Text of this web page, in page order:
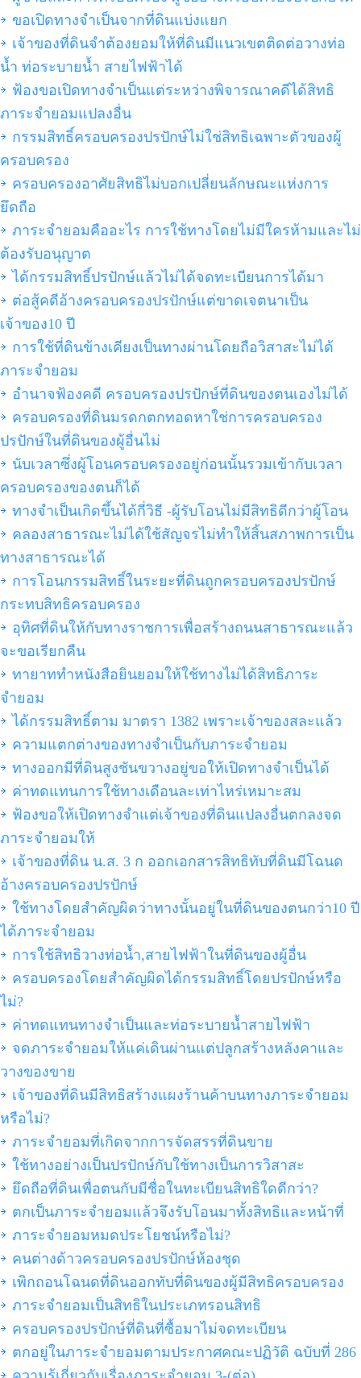
ขอเปิดทางจำเป็นจากที่ดินแบ่งแยก
เจ้าของที่ดินจำต้องยอมให้ที่ดินมีแนวเขตติดต่อวางท่อ
น้ำ ท่อระบายน้ำ สายไฟฟ้าได้
ฟ้องขอเปิดทางจำเป็นแต่ระหว่างพิจารณาคดีได้สิทธิ
ภาระจำยอมแปลงอื่น
กรรมสิทธิ์ครอบครองปรปักษ์ไม่ใช่สิทธิเฉพาะตัวของผู้
ครอบครอง
ครอบครองอาศัยสิทธิไม่บอกเปลี่ยนลักษณะแห่งการ
ยึดถือ
ภาระจำยอมคืออะไร การใช้ทางโดยไม่มีใครห้ามและไม่
ต้องรับอนุญาต
ได้กรรมสิทธิ์ปรปักษ์แล้วไม่ได้จดทะเบียนการได้มา
ต่อสู้คดีอ้างครอบครองปรปักษ์แต่ขาดเจตนาเป็น
เจ้าของ10 ปี
การใช้ที่ดินข้างเคียงเป็นทางผ่านโดยถือวิสาสะไม่ได้
ภาระจำยอม
อำนาจฟ้องคดี ครอบครองปรปักษ์ที่ดินของตนเองไม่ได้
ครอบครองที่ดินมรดกตกทอดหาใช่การครอบครอง
ปรปักษ์ในที่ดินของผู้อื่นไม่
นับเวลาซึ่งผู้โอนครอบครองอยู่ก่อนนั้นรวมเข้ากับเวลา
ครอบครองของตนก็ได้
ทางจำเป็นเกิดขึ้นได้กี่วิธี -ผู้รับโอนไม่มีสิทธิดีกว่าผู้โอน
คลองสาธารณะไม่ได้ใช้สัญจรไม่ทำให้สิ้นสภาพการเป็น
ทางสาธารณะได้
การโอนกรรมสิทธิ์ในระยะที่ดินถูกครอบครองปรปักษ์
กระทบสิทธิครอบครอง
อุทิศที่ดินให้กับทางราชการเพื่อสร้างถนนสาธารณะแล้ว
จะขอเรียกคืน
ทายาททำหนังสือยินยอมให้ใช้ทางไม่ได้สิทธิภาระ
จำยอม
ได้กรรมสิทธิ์ตาม มาตรา 1382 เพราะเจ้าของสละแล้ว
ความแตกต่างของทางจำเป็นกับภาระจำยอม
ทางออกมีที่ดินสูงชันขวางอยู่ขอให้เปิดทางจำเป็นได้
ค่าทดแทนการใช้ทางเดือนละเท่าไหร่เหมาะสม
ฟ้องขอให้เปิดทางจำแต่เจ้าของที่ดินแปลงอื่นตกลงจด
ภาระจำยอมให้
เจ้าของที่ดิน น.ส. 3 ก ออกเอกสารสิทธิทับที่ดินมีโฉนด
อ้างครอบครองปรปักษ์
ใช้ทางโดยสำคัญผิดว่าทางนั้นอยู่ในที่ดินของตนกว่า10 ปี
ได้ภาระจำยอม
การใช้สิทธิวางท่อน้ำ,สายไฟฟ้าในที่ดินของผู้อื่น
ครอบครองโดยสำคัญผิดได้กรรมสิทธิ์โดยปรปักษ์หรือ
ไม่?
ค่าทดแทนทางจำเป็นและท่อระบายน้ำสายไฟฟ้า
จดภาระจำยอมให้แค่เดินผ่านแต่ปลูกสร้างหลังคาและ
วางของขาย
เจ้าของที่ดินมีสิทธิสร้างแผงร้านค้าบนทางภาระจำยอม
หรือไม่?
ภาระจำยอมที่เกิดจากการจัดสรรที่ดินขาย
ใช้ทางอย่างเป็นปรปักษ์กับใช้ทางเป็นการวิสาสะ
ยึดถือที่ดินเพื่อตนกับมีชื่อในทะเบียนสิทธิใดดีกว่า?
ตกเป็นภาระจำยอมแล้วจึงรับโอนมาทั้งสิทธิและหน้าที่
ภาระจำยอมหมดประโยชน์หรือไม่?
คนต่างด้าวครอบครองปรปักษ์ห้องชุด
เพิกถอนโฉนดที่ดินออกทับที่ดินของผู้มีสิทธิครอบครอง
ภาระจำยอมเป็นสิทธิในประเภทรอนสิทธิ
ครอบครองปรปักษ์ที่ดินที่ซื้อมาไม่จดทะเบียน
ตกอยู่ในภาระจำยอมตามประกาศคณะปฏิวัติ ฉบับที่ 286